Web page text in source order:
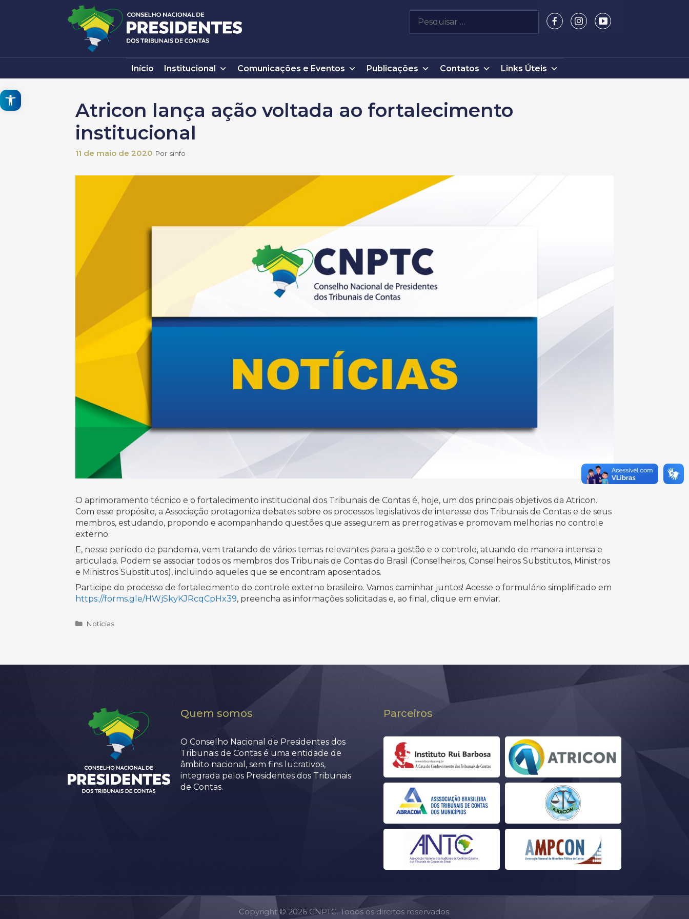
Open toolbar
por:
Início Institucional Comunicações e Eventos Publicações Contatos Links Úteis
Atricon lança ação voltada ao fortalecimento
institucional
11 de maio de 2020 Por sinfo
O aprimoramento técnico e o fortalecimento institucional dos Tribunais de Contas é, hoje, um dos principais objetivos da Atricon.
Com esse propósito, a Associação protagoniza debates sobre os processos legislativos de interesse dos Tribunais de Contas e de seus
membros, estudando, propondo e acompanhando questões que assegurem as prerrogativas e promovam melhorias no controle
externo.
E, nesse período de pandemia, vem tratando de vários temas relevantes para a gestão e o controle, atuando de maneira intensa e
articulada. Podem se associar todos os membros dos Tribunais de Contas do Brasil (Conselheiros, Conselheiros Substitutos, Ministros
e Ministros Substitutos), incluindo aqueles que se encontram aposentados.
Participe do processo de fortalecimento do controle externo brasileiro. Vamos caminhar juntos! Acesse o formulário simplificado em
https://forms.gle/HWjSkyKJRcqCpHx39, preencha as informações solicitadas e, ao final, clique em enviar.
Categorias
Notícias
Quem somos
O Conselho Nacional de Presidentes dos
Tribunais de Contas é uma entidade de
âmbito nacional, sem fins lucrativos,
integrada pelos Presidentes dos Tribunais
de Contas.
Parceiros
Copyright © 2026 CNPTC. Todos os direitos reservados.